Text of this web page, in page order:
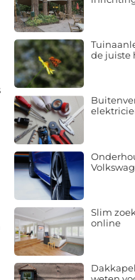
de juiste
Slim
online
weten